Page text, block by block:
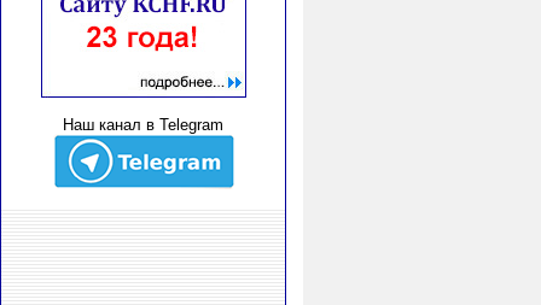
Наш канал в Telegram